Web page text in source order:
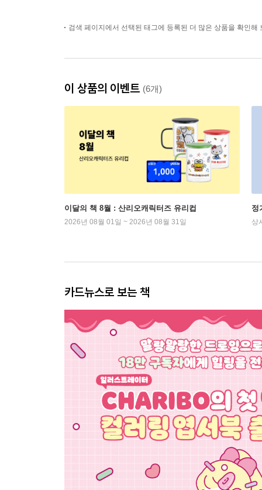
검색 페이지에서 선택된 태그에 등록된 더 많은 상품을 확인해
이 상품의 이벤트 (6개)
이달의 책 8월 : 산리오캐릭터즈 유리컵
2026년 08월 01일 ~ 2026년 08월 31일
정
상
카드뉴스로 보는 책